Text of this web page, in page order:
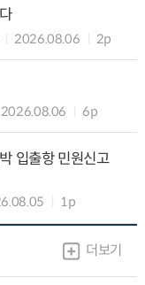
2026.08.06 2p
2026.08.06 6p
입출항 민원신고
1p
더보기